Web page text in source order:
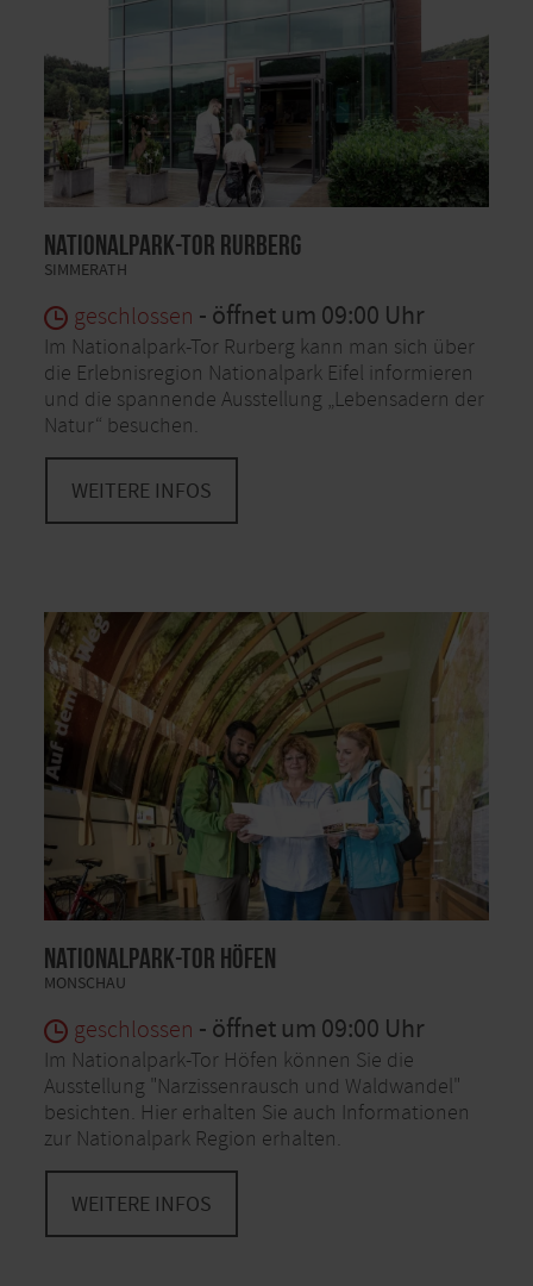
Nationalpark-Tor Rurberg
SIMMERATH
geschlossen - öffnet um 09:00 Uhr
Im Nationalpark-Tor Rurberg kann man sich über
die Erlebnisregion Nationalpark Eifel informieren
und die spannende Ausstellung „Lebensadern der
Natur“ besuchen.
WEITERE INFOS
Nationalpark-Tor Höfen
MONSCHAU
geschlossen - öffnet um 09:00 Uhr
Im Nationalpark-Tor Höfen können Sie die
Ausstellung "Narzissenrausch und Waldwandel"
besichten. Hier erhalten Sie auch Informationen
zur Nationalpark Region erhalten.
WEITERE INFOS